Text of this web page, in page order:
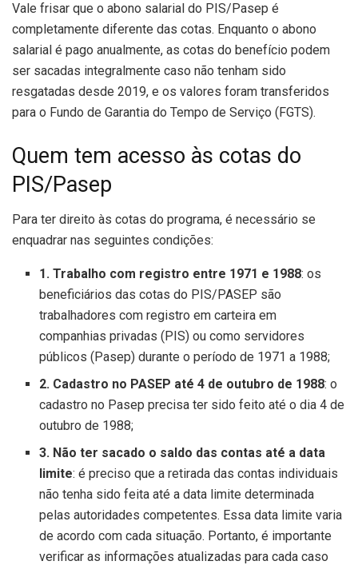
Vale frisar que o abono salarial do PIS/Pasep é
completamente diferente das cotas. Enquanto o abono
salarial é pago anualmente, as cotas do benefício podem
ser sacadas integralmente caso não tenham sido
resgatadas desde 2019, e os valores foram transferidos
para o Fundo de Garantia do Tempo de Serviço (FGTS).
Quem tem acesso às cotas do
PIS/Pasep
Para ter direito às cotas do programa, é necessário se
enquadrar nas seguintes condições:
1. Trabalho com registro entre 1971 e 1988: os
beneficiários das cotas do PIS/PASEP são
trabalhadores com registro em carteira em
companhias privadas (PIS) ou como servidores
públicos (Pasep) durante o período de 1971 a 1988;
2. Cadastro no PASEP até 4 de outubro de 1988: o
cadastro no Pasep precisa ter sido feito até o dia 4 de
outubro de 1988;
3. Não ter sacado o saldo das contas até a data
limite: é preciso que a retirada das contas individuais
não tenha sido feita até a data limite determinada
pelas autoridades competentes. Essa data limite varia
de acordo com cada situação. Portanto, é importante
verificar as informações atualizadas para cada caso